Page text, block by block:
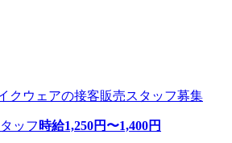
クウェアの接客販売スタッフ募集
ッフ 時給1,250円〜1,400円